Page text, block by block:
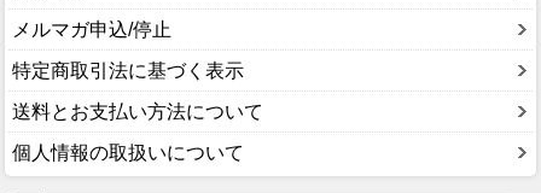
メルマガ申込/停止
特定商取引法に基づく表示
送料とお支払い方法について
個人情報の取扱いについて